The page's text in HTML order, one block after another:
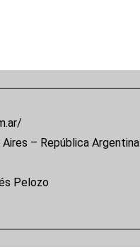
– República Argentina
Pelozo